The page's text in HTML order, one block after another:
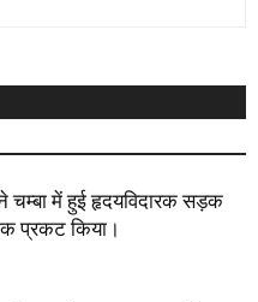
चम्बा में हुई हृदयविदारक सड़क
प्रकट किया।